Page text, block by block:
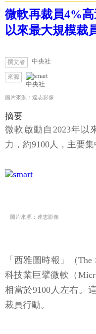
微軟再裁員4%高
以來最大規模裁
撰文者 中央社
來源
中央社
圖片來源：達志影像
摘要
微軟啟動自2023年以
力，約9100人，主要集
圖片來源：達志影像
「西雅圖時報」（
科技業巨擘微軟（
相當於9100人左右。
裁員行動。